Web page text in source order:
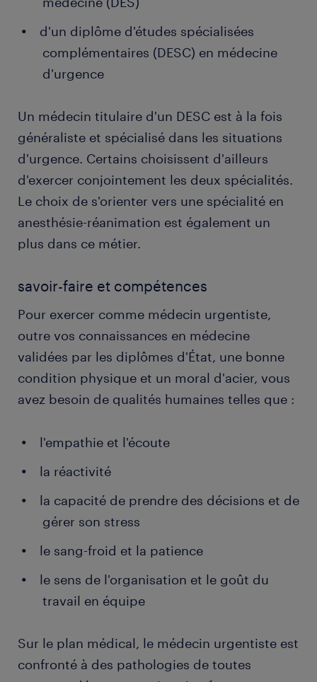
d'un diplôme d'études spécialisées
complémentaires (DESC) en médecine
d'urgence
Un médecin titulaire d'un DESC est à la fois
généraliste et spécialisé dans les situations
d'urgence. Certains choisissent d'ailleurs
d'exercer conjointement les deux spécialités.
Le choix de s'orienter vers une spécialité en
anesthésie-réanimation est également un
plus dans ce métier.
savoir-faire et compétences
Pour exercer comme médecin urgentiste,
outre vos connaissances en médecine
validées par les diplômes d'État, une bonne
condition physique et un moral d'acier, vous
avez besoin de qualités humaines telles que :
l'empathie et l'écoute
la réactivité
la capacité de prendre des décisions et de
gérer son stress
le sang-froid et la patience
le sens de l'organisation et le goût du
travail en équipe
Sur le plan médical, le médecin urgentiste est
confronté à des pathologies de toutes